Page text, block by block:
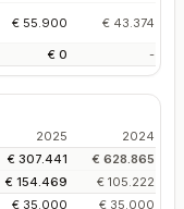
€ 55.900 € 43.374
€ 0 -
2025
2024
€ 307.441
€ 628.865
€ 154.469
€ 105.222
€ 35.000 € 35.000